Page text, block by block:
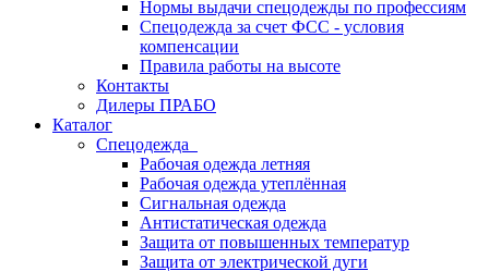
Нормы выдачи спецодежды по профессиям
Спецодежда за счет ФСС - условия
компенсации
Правила работы на высоте
Контакты
Дилеры ПРАБО
Каталог
Спецодежда
Рабочая одежда летняя
Рабочая одежда утеплённая
Сигнальная одежда
Антистатическая одежда
Защита от повышенных температур
Защита от электрической дуги